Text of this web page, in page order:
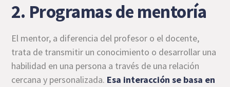
2. Programas de mentoría
El mentor, a diferencia del profesor o el docente,
trata de transmitir un conocimiento o desarrollar una
habilidad en una persona a través de una relación
cercana y personalizada. Esa interacción se basa en